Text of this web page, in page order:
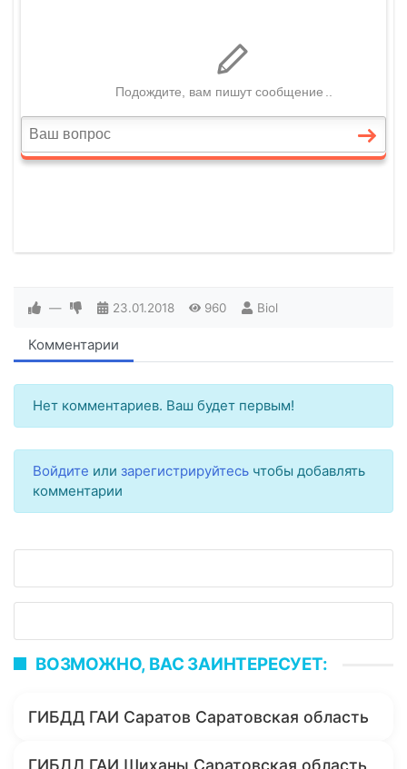
— 23.01.2018 960 Biol
Комментарии
Нет комментариев. Ваш будет первым!
Войдите или зарегистрируйтесь чтобы добавлять
комментарии
ВОЗМОЖНО, ВАС ЗАИНТЕРЕСУЕТ:
ГИБДД ГАИ Саратов Саратовская область
ГИБДД ГАИ Шиханы Саратовская область